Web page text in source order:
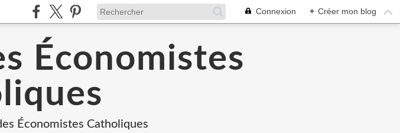
Connexion + Créer mon blog
Économistes
Économistes Catholiques